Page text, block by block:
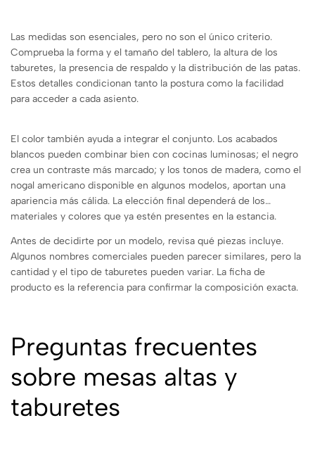
Las medidas son esenciales, pero no son el único criterio.
Comprueba la forma y el tamaño del tablero, la altura de los
taburetes, la presencia de respaldo y la distribución de las patas.
Estos detalles condicionan tanto la postura como la facilidad
para acceder a cada asiento.
El color también ayuda a integrar el conjunto. Los acabados
blancos pueden combinar bien con cocinas luminosas; el negro
crea un contraste más marcado; y los tonos de madera, como el
nogal americano disponible en algunos modelos, aportan una
apariencia más cálida. La elección final dependerá de los
materiales y colores que ya estén presentes en la estancia.
Antes de decidirte por un modelo, revisa qué piezas incluye.
Algunos nombres comerciales pueden parecer similares, pero la
cantidad y el tipo de taburetes pueden variar. La ficha de
producto es la referencia para confirmar la composición exacta.
Preguntas frecuentes
sobre mesas altas y
taburetes